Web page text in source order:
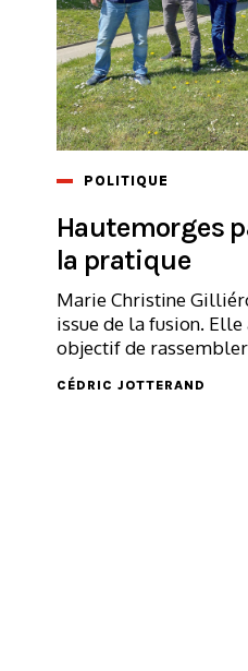
POLITIQUE
Hautemorges
la pratique
Marie Christine
issue de la fusion.
objectif de
CÉDRIC JOTTERAND